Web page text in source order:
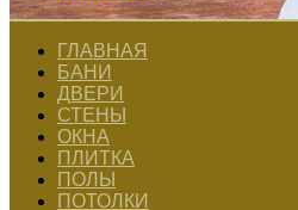
ГЛАВНАЯ
БАНИ
ДВЕРИ
СТЕНЫ
ОКНА
ПЛИТКА
ПОЛЫ
ПОТОЛКИ